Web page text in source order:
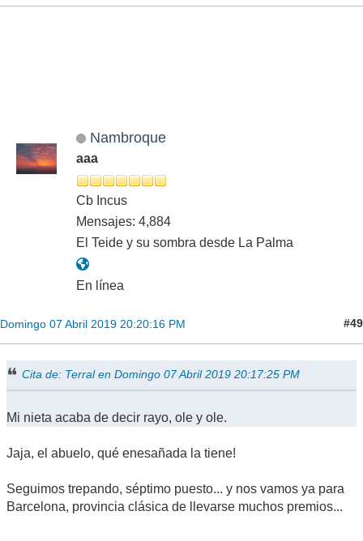
Nambroque
aaa
Cb Incus
Mensajes: 4,884
El Teide y su sombra desde La Palma
En línea
Domingo 07 Abril 2019 20:20:16 PM #49
Cita de: Terral en Domingo 07 Abril 2019 20:17:25 PM
Mi nieta acaba de decir rayo, ole y ole.
Jaja, el abuelo, qué enesañada la tiene!
Seguimos trepando, séptimo puesto... y nos vamos ya para
Barcelona, provincia clásica de llevarse muchos premios...